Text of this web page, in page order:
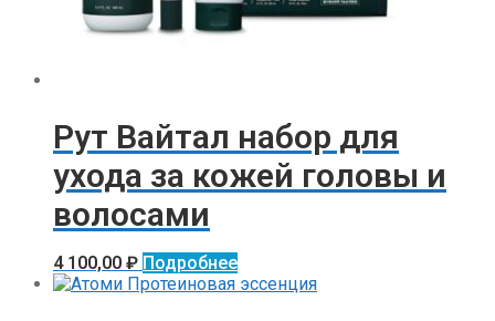
Рут Вайтал набор для
ухода за кожей головы и
волосами
4 100,00 ₽ Подробнее